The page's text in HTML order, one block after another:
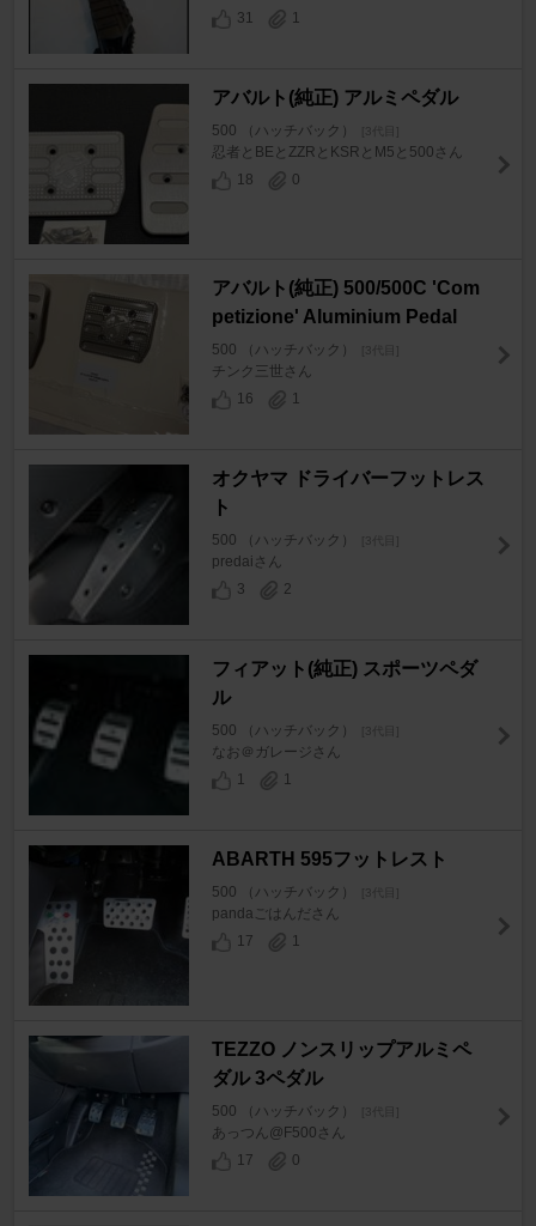
31 1
アバルト(純正) アルミペダル
500 （ハッチバック）
忍者とBEとZZRとKSRとM5と500さん
18
0
アバルト(純正) 500/500C 'Com
petizione' Aluminium Pedal
500 （ハッチバック）
チンク三世さん
16
1
オクヤマ ドライバーフットレス
ト
500 （ハッチバック）
predaiさん
3
2
フィアット(純正) スポーツペダ
ル
500 （ハッチバック）
なお＠ガレージさん
1
1
ABARTH 595フットレスト
500 （ハッチバック）
pandaごはんださん
17
1
TEZZO ノンスリップアルミペ
ダル 3ペダル
500 （ハッチバック）
あっつん@F500さん
17
0